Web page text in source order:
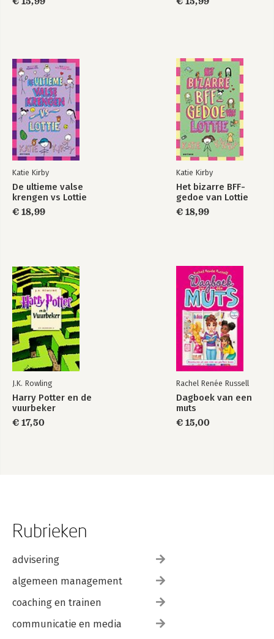
Katie Kirby
De ultieme valse
krengen vs Lottie
€ 18,99
Katie Kirby
Het bizarre BFF-
gedoe van Lottie
€ 18,99
J.K. Rowling
Harry Potter en de
vuurbeker
€ 17,50
Rachel Renée Russell
Dagboek van een
muts
€ 15,00
Rubrieken
advisering
algemeen management
coaching en trainen
communicatie en media